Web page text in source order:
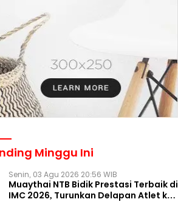
Minggu Ini
Senin, 03 Agu 2026 20:56 WIB
Muaythai NTB Bidik Prestasi Terbaik di
IMC 2026, Turunkan Delapan Atlet ke